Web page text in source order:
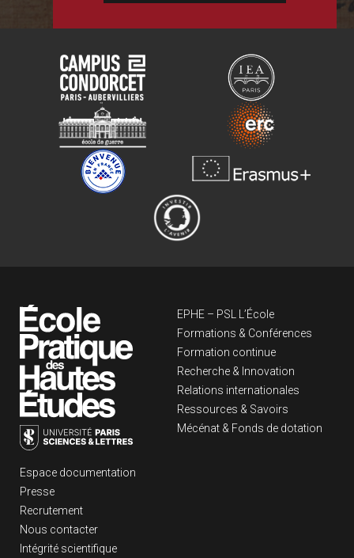
Navigation
EPHE – PSL L’École
Formations & Conférences
Formation continue
Recherche & Innovation
Relations internationales
Ressources & Savoirs
Mécénat & Fonds de dotation
Liens footer
Espace documentation
Presse
Recrutement
Nous contacter
Intégrité scientifique